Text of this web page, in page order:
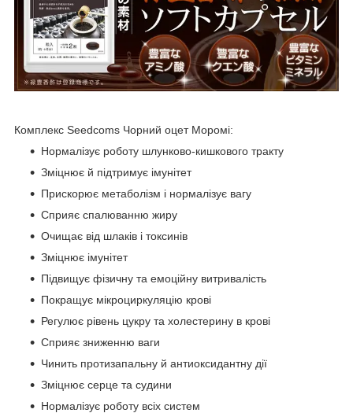
Комплекс Seedcoms Чорний оцет Моромі:
Нормалізує роботу шлунково-кишкового тракту
Зміцнює й підтримує імунітет
Прискорює метаболізм і нормалізує вагу
Сприяє спалюванню жиру
Очищає від шлаків і токсинів
Зміцнює імунітет
Підвищує фізичну та емоційну витривалість
Покращує мікроциркуляцію крові
Регулює рівень цукру та холестерину в крові
Сприяє зниженню ваги
Чинить протизапальну й антиоксидантну дії
Зміцнює серце та судини
Нормалізує роботу всіх систем